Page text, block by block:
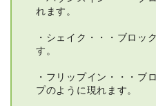
れます。
・シェイク・・・ブロッ
す。
・フリップイン・・・ブ
プのように現れます。